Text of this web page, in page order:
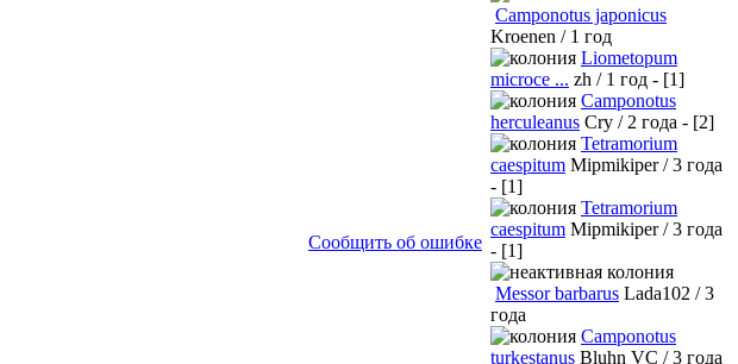
Сообщить об ошибке
Camponotus japonicus
Kroenen / 1 год
Liometopum
microce ... zh / 1 год - [1]
Camponotus
herculeanus Cry / 2 года - [2]
Tetramorium
caespitum Mipmikiper / 3 года
- [1]
Tetramorium
caespitum Mipmikiper / 3 года
- [1]
Messor barbarus Lada102 / 3
года
Camponotus
turkestanus Bluhn VC / 3 года